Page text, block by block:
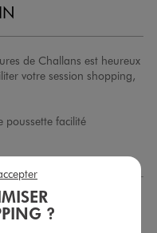
de Challans est heureux
votre session shopping,
poussette facilité
?